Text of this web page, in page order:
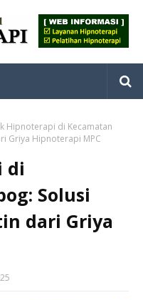
Hipnoterapi di Kecamatan
Griya Hipnoterapi MPC
di
Solusi
dari Griya